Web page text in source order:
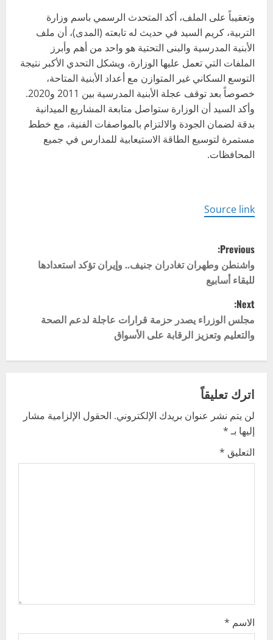
وتعقيباً على الملف، أكد المتحدث الرسمي باسم وزارة
التربية، كريم السيد في حديث له تابعته (المدى)، أن ملف
الأبنية المدرسية والبنى التحتية هو واحد من أهم وأبرز
الملفات التي تعمل عليها الوزارة، ويشكل التحدي الأكبر نتيجة
التوسع السكاني غير المتوازن مع أعداد الأبنية المتاحة،
خصوصاً بعد توقف عجلة الأبنية المدرسية بين 2011 و2020.
وأكد السيد أن الوزارة ستواصل متابعة المشاريع الميدانية
بدقة لضمان الجودة والالتزام بالمواصفات الفنية، مع خطط
مستمرة لتوسيع الطاقة الاستيعابية للمدارس في جميع
المحافظات.
Source link
P
o
s
t
n
v
i
g
Previous:
واشنطن وطهران تغادران جنيف.. وإيران تؤكد استعدادها
للبقاء أسابيع
Next:
مجلس الوزراء يصدر حزمة قرارات عاجلة لدعم الصحة
والتعليم وتعزيز الرقابة على الأسواق
اترك تعليقاً
لن يتم نشر عنوان بريدك الإلكتروني. الحقول الإلزامية مشار
إليها بـ*
التعليق *
الاسم *